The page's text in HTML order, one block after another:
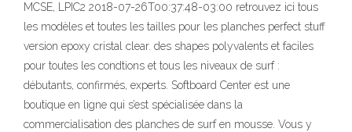
MCSE, LPIC2 2018-07-26T00:37:48-03:00 retrouvez ici tous
les modèles et toutes les tailles pour les planches perfect stuff
version epoxy cristal clear. des shapes polyvalents et faciles
pour toutes les condtions et tous les niveaux de surf :
débutants, confirmés, experts. Softboard Center est une
boutique en ligne qui s’est spécialisée dans la
commercialisation des planches de surf en mousse. Vous y